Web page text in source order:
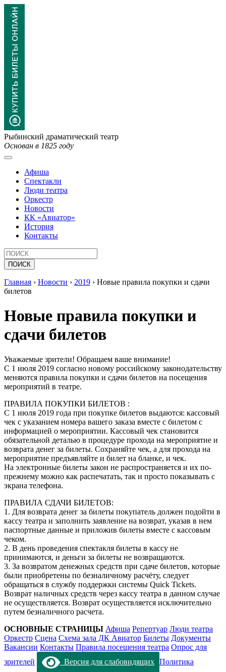
Рыбинский драматический театр
Основан в 1825 году
Афиша
Спектакли
Люди театра
Оркестр
Новости
КК «Авиатор»
История
Контакты
Главная › Новости › 2019 › Новые правила покупки и сдачи
билетов
Новые правила покупки и
сдачи билетов
Уважаемые зрители! Обращаем ваше внимание!
С 1 июля 2019 согласно новому российскому законодательству
меняются правила покупки и сдачи билетов на посещения
мероприятий в театре.
ПРАВИЛА ПОКУПКИ БИЛЕТОВ :
С 1 июля 2019 года при покупке билетов выдаются: кассовый
чек с указанием номера вашего заказа вместе с билетом с
информацией о мероприятии. Кассовый чек становится
обязательной деталью в процедуре прохода на мероприятие и
возврата денег за билеты. Сохраняйте чек, а для прохода на
мероприятие предъявляйте и билет на бланке, и чек.
На электронные билеты закон не распространяется и их по-
прежнему можно как распечатать, так и просто показывать с
экрана телефона.
ПРАВИЛА СДАЧИ БИЛЕТОВ:
1. Для возврата денег за билеты покупатель должен подойти в
кассу театра и заполнить заявление на возврат, указав в нем
паспортные данные и приложив билеты вместе с кассовым
чеком.
2. В день проведения спектакля билеты в кассу не
принимаются, и деньги за билеты не возвращаются.
3. За возвратом денежных средств при сдаче билетов, которые
были приобретены по безналичному расчёту, следует
обращаться в службу поддержки системы Quick Tickets.
Возврат наличных средств через кассу театра в данном случае
не осуществляется. Возврат осуществляется исключительно
путем безналичного расчета.
ОСНОВНЫЕ СТРАНИЦЫ Афиша Репертуар Люди театра
Оркестр Сцена Схема зала ДК Авиатор Билеты Документы
Вакансии Контакты Правила посещения театра Опрос для
зрителей
Версия для слабовидящих Политика